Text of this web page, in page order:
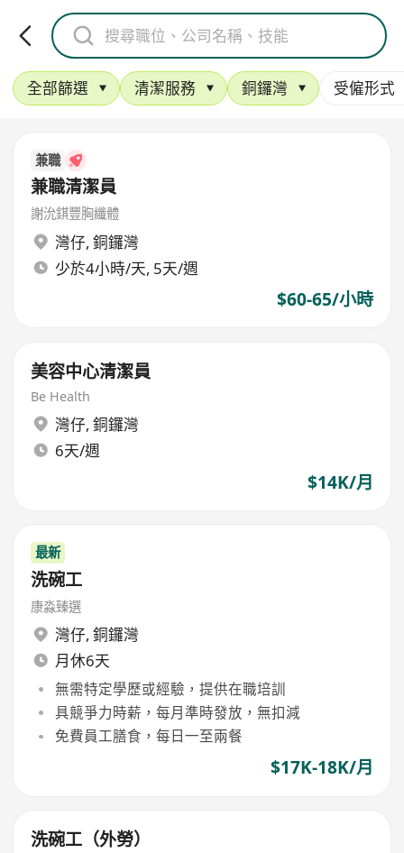
全部篩選 清潔服務 銅鑼灣 受僱形式
兼職
兼職清潔員
謝沇錤豐胸纖體
灣仔, 銅鑼灣
少於4小時/天, 5天/週
$60-65/小時
美容中心清潔員
Be Health
灣仔, 銅鑼灣
6天/週
$14K/月
最新
洗碗工
康淼臻選
灣仔, 銅鑼灣
月休6天
無需特定學歷或經驗，提供在職培訓
具競爭力時薪，每月準時發放，無扣減
免費員工膳食，每日一至兩餐
$17K-18K/月
洗碗工（外勞）